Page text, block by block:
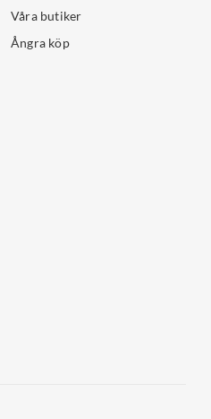
Våra butiker
Ångra köp